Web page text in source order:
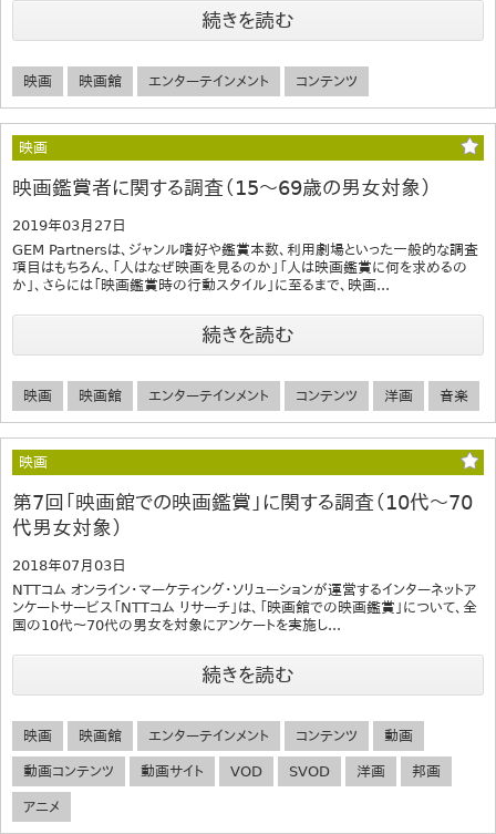
続きを読む
映画 映画館 エンターテインメント コンテンツ
映画
映画鑑賞者に関する調査（15～69歳の男女対象）
2019年03月27日
GEM Partnersは、ジャンル嗜好や鑑賞本数、利用劇場といった一般的な調査
項目はもちろん、「人はなぜ映画を見るのか」「人は映画鑑賞に何を求めるの
か」、さらには「映画鑑賞時の行動スタイル」に至るまで、映画...
続きを読む
映画 映画館 エンターテインメント コンテンツ 洋画 音楽
映画
第7回「映画館での映画鑑賞」に関する調査（10代～70
代男女対象）
2018年07月03日
NTTコム オンライン・マーケティング・ソリューションが運営するインターネットア
ンケートサービス「NTTコム リサーチ」は、「映画館での映画鑑賞」について、全
国の10代～70代の男女を対象にアンケートを実施し...
続きを読む
映画 映画館 エンターテインメント コンテンツ 動画
動画コンテンツ 動画サイト VOD SVOD 洋画 邦画
アニメ